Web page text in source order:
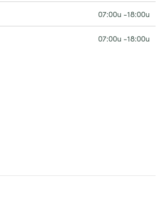
07:00u -18:00u
07:00u -18:00u